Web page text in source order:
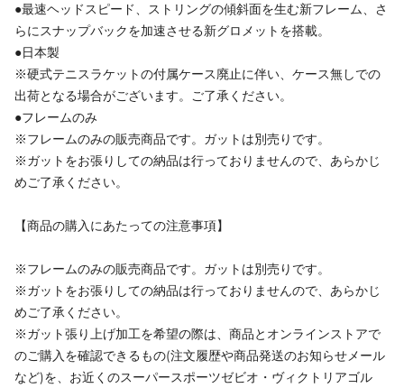
●最速ヘッドスピード、ストリングの傾斜面を生む新フレーム、さ
らにスナップバックを加速させる新グロメットを搭載。
●日本製
※硬式テニスラケットの付属ケース廃止に伴い、ケース無しでの
出荷となる場合がございます。ご了承ください。
●フレームのみ
※フレームのみの販売商品です。ガットは別売りです。
※ガットをお張りしての納品は行っておりませんので、あらかじ
めご了承ください。
【商品の購入にあたっての注意事項】
※フレームのみの販売商品です。ガットは別売りです。
※ガットをお張りしての納品は行っておりませんので、あらかじ
めご了承ください。
※ガット張り上げ加工を希望の際は、商品とオンラインストアで
のご購入を確認できるもの(注文履歴や商品発送のお知らせメール
など)を、お近くのスーパースポーツゼビオ・ヴィクトリアゴル